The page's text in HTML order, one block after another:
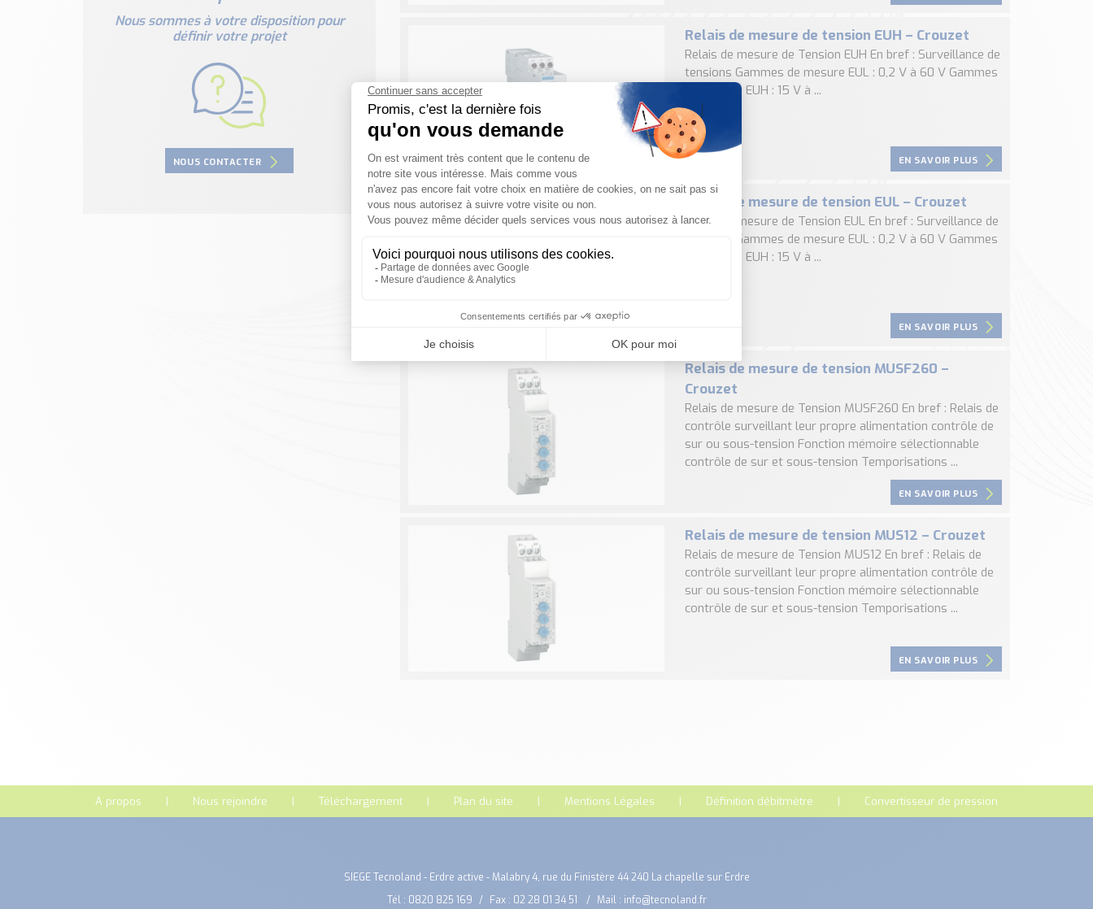
Nous sommes à votre disposition pour
définir votre projet
NOUS CONTACTER
Relais de mesure de tension EUH – Crouzet
Relais de mesure de Tension EUH En bref : Surveillance de
tensions Gammes de mesure EUL : 0,2 V à 60 V Gammes
de mesure EUH : 15 V à ...
EN SAVOIR PLUS
Relais de mesure de tension EUL – Crouzet
Relais de mesure de Tension EUL En bref : Surveillance de
tensions Gammes de mesure EUL : 0,2 V à 60 V Gammes
de mesure EUH : 15 V à ...
EN SAVOIR PLUS
Relais de mesure de tension MUSF260 –
Crouzet
Relais de mesure de Tension MUSF260 En bref : Relais de
contrôle surveillant leur propre alimentation contrôle de
sur ou sous-tension Fonction mémoire sélectionnable
contrôle de sur et sous-tension Temporisations ...
EN SAVOIR PLUS
Relais de mesure de tension MUS12 – Crouzet
Relais de mesure de Tension MUS12 En bref : Relais de
contrôle surveillant leur propre alimentation contrôle de
sur ou sous-tension Fonction mémoire sélectionnable
contrôle de sur et sous-tension Temporisations ...
EN SAVOIR PLUS
A propos Nous rejoindre Téléchargement Plan du site Mentions Légales Définition débitmètre Convertisseur de pression
SIEGE Tecnoland - Erdre active - Malabry 4, rue du Finistère 44 240 La chapelle sur Erdre
Tél : 0820 825 169 Fax : 02 28 01 34 51 Mail : info@tecnoland.fr